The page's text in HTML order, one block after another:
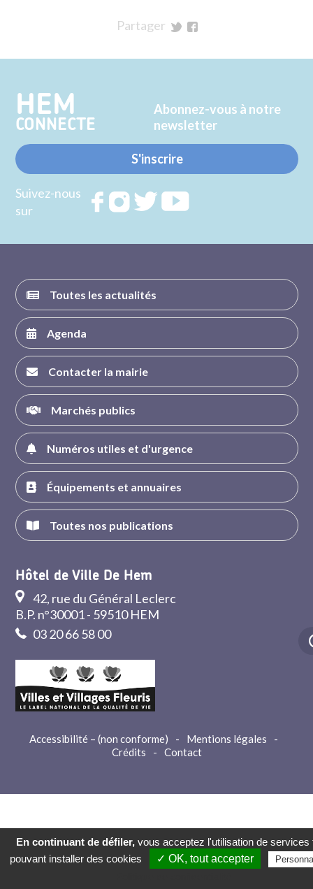
Partager
Twitter
Facebook
HEM
CONNECTE
Abonnez-vous à notre
newsletter
S'inscrire
Suivez-nous
sur
RejoignezRejoignezRejoignez
Toutes les actualités
Agenda
Contacter la mairie
Marchés publics
Numéros utiles et d'urgence
Équipements et annuaires
Toutes nos publications
Hôtel de Ville De Hem
42, rue du Général Leclerc
B.P. n°30001 - 59510 HEM
03 20 66 58 00
Accessibilité – (non conforme) - Mentions légales
-
Crédits
- Contact
En continuant de défiler,vous acceptez l'utilisation de services
pouvant installer des cookies
✓ OK, tout accepter